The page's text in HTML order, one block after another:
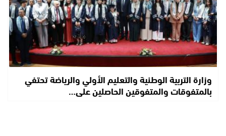
وزارة التربية الوطنية والتعليم الأولي والرياضة تحتفي
بالمتفوقات والمتفوقين الحاصلين على…